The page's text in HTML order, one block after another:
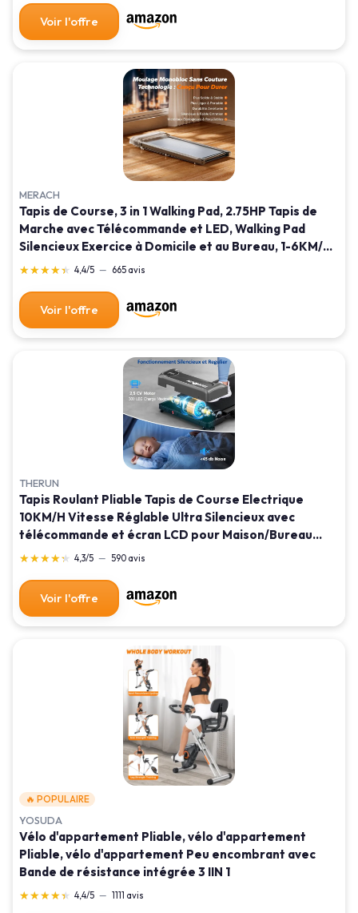
Voir l'offre
MERACH
Tapis de Course, 3 in 1 Walking Pad, 2.75HP Tapis de
Marche avec Télécommande et LED, Walking Pad
Silencieux Exercice à Domicile et au Bureau, 1-6KM/H
Treadmill Futuriste et Compact T21B1
★★★★★
★★★★★ 4,4/5 — 665 avis
Voir l'offre
THERUN
Tapis Roulant Pliable Tapis de Course Electrique
10KM/H Vitesse Réglable Ultra Silencieux avec
télécommande et écran LCD pour Maison/Bureau
Argenté
★★★★★
★★★★★ 4,3/5 — 590 avis
Voir l'offre
🔥 POPULAIRE
YOSUDA
Vélo d'appartement Pliable, vélo d'appartement
Pliable, vélo d'appartement Peu encombrant avec
Bande de résistance intégrée 3 IIN 1
★★★★★
★★★★★ 4,4/5 — 1111 avis